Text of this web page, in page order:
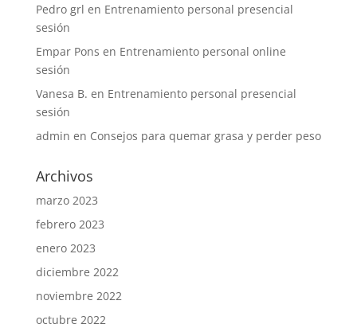
Pedro grl en Entrenamiento personal presencial
sesión
Empar Pons en Entrenamiento personal online
sesión
Vanesa B. en Entrenamiento personal presencial
sesión
admin en Consejos para quemar grasa y perder peso
Archivos
marzo 2023
febrero 2023
enero 2023
diciembre 2022
noviembre 2022
octubre 2022